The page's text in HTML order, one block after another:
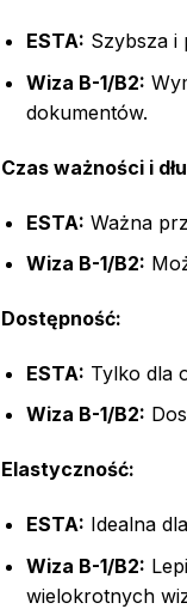
ESTA: Szybsza i
Wiza B-1/B2:
dokumentów.
Czas ważności i
ESTA: Ważna
Wiza B-1/B2:
Dostępność:
ESTA: Tylko dla
Wiza B-1/B2:
Elastyczność:
ESTA: Idealna
Wiza B-1/B2:
wielokrotnych